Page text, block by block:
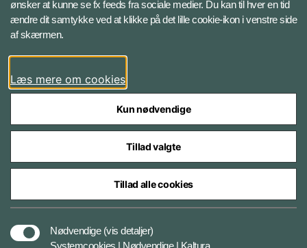
Bluesky
LinkedIn
Styrelser og myndigheder under Forsvarsministeriet
ønsker at kunne se fx feeds fra sociale medier. Du kan til hver en tid
ændre dit samtykke ved at klikke på det lille cookie-ikon i venstre side
af skærmen.
Læs mere om cookies
Kun nødvendige
Tillad valgte
Tillad alle cookies
Nødvendige (vis detaljer)
Systemcookies | Nødvendige | Kaltura